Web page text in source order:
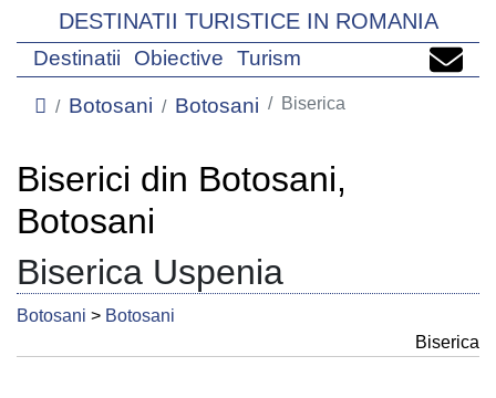
DESTINATII TURISTICE IN ROMANIA
Destinatii Obiective Turism
Botosani Botosani Biserica
Biserici din Botosani,
Botosani
Biserica Uspenia
Botosani > Botosani
Biserica